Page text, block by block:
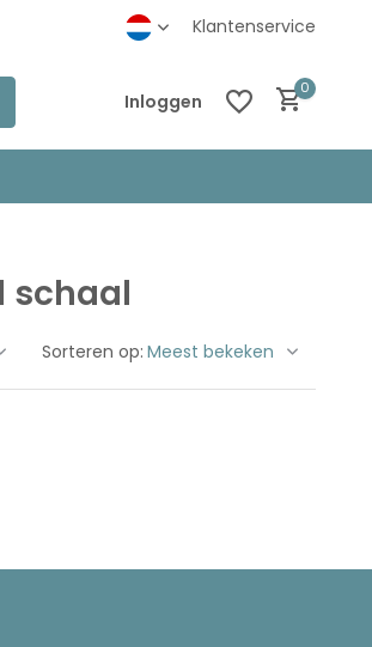
Klantenservice
Inloggen
Account aanmaken
0
schaal
Sorteren op: